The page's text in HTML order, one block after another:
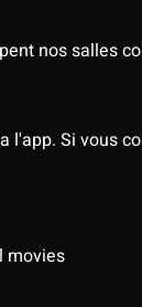
nos salles
Si vous
movies